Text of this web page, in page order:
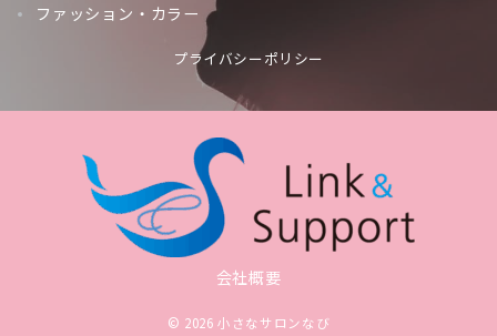
ファッション・カラー
プライバシーポリシー
会社概要
© 2026小さなサロンなび